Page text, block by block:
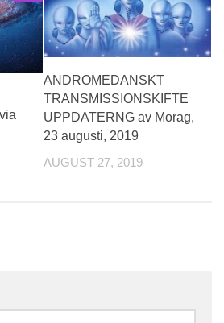
ANDROMEDANSKT
TRANSMISSIONSKIFTE
UPPDATERNG av Morag,
23 augusti, 2019
AUGUST 27, 2019